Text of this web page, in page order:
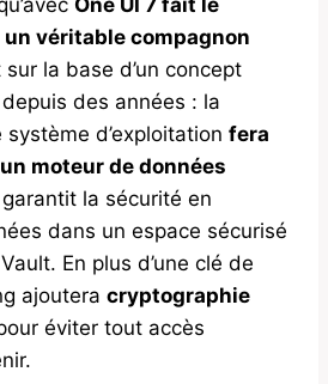
One UI 7 fait le
véritable compagnon
la base d’un concept
depuis des années : la
d’exploitation fera
moteur de données
la sécurité en
dans un espace sécurisé
En plus d’une clé de
ajoutera cryptographie
éviter tout accès